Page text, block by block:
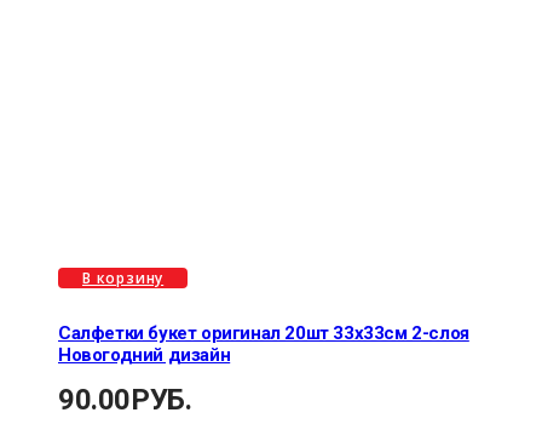
В корзину
Салфетки букет оригинал 20шт 33х33см 2-слоя
Новогодний дизайн
90.00РУБ.